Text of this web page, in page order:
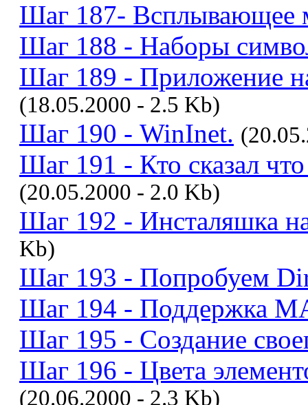
Шаг 187- Всплывающее
Шаг 188 - Наборы
Шаг 189 - Приложение
(18.05.2000 - 2.5 Kb)
Шаг 190 - WinInet.
Шаг 191 - Кто сказал
(20.05.2000 - 2.0 Kb)
Шаг 192 - Инсталяшка
Kb)
Шаг 193 - Попробуем
Шаг 194 - Поддержка
Шаг 195 - Создание
Шаг 196 - Цвета
(20.06.2000 - 2.3 Kb)